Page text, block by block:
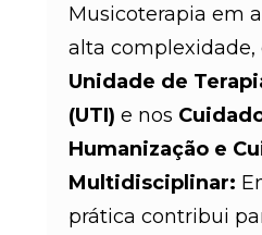
Musicoterapia em
alta complexidade,
Unidade de
(UTI) e nos
Humanização e
Multidisciplinar:
prática contribui